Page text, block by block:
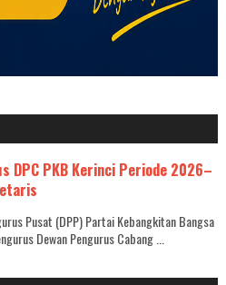
DPC PKB Kerinci Periode 2026–
Pusat (DPP) Partai Kebangkitan Bangsa
Dewan Pengurus Cabang ...